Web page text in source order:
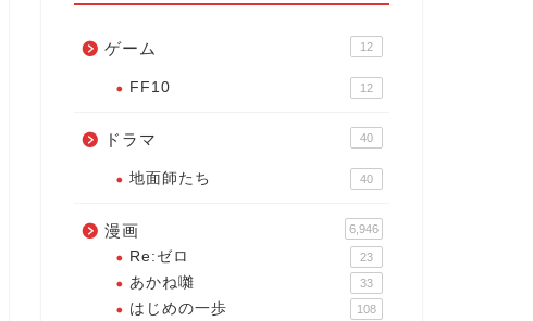
ゲーム 12
FF10 12
ドラマ 40
地面師たち 40
漫画 6,946
Re:ゼロ 23
あかね囃 33
はじめの一歩 108